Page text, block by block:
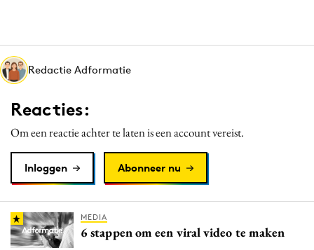
Media
Merkstrategie
PR
Programmatic
Purpose Marketing
Redactie Adformatie
Reacties:
Om een reactie achter te laten is een account vereist.
Inloggen Abonneer nu
MEDIA
6 stappen om een viral video te maken